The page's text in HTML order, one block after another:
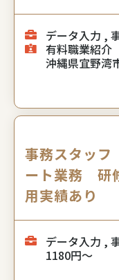
有料職業紹介
沖縄県宜野湾
事務スタッ
ート業務 研
用実績あり
1180円～